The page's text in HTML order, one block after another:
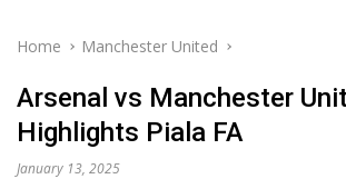
Home Manchester United
Arsenal vs Manchester
Highlights Piala FA
January 13, 2025